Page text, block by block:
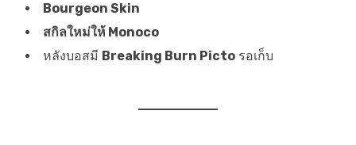
Bourgeon Skin
สกิลใหม่ให้ Monoco
หลังบอสมี Breaking Burn Picto รอเก็บ